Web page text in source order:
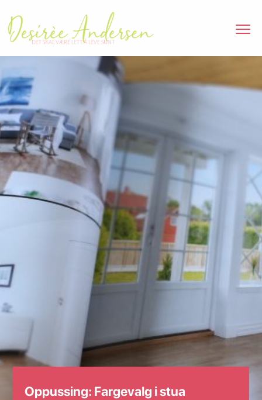
Oppussing: Fargevalg i stua